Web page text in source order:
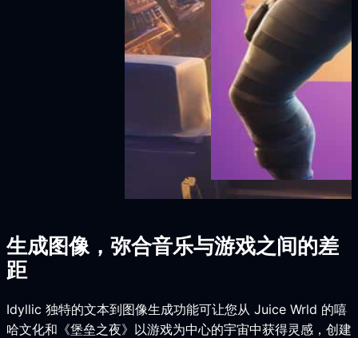
生成图像，弥合音乐与游戏之间的差
距
Idyllic 独特的文本到图像生成功能可让您从 Juice Wrld 的嘻
哈文化和《堡垒之夜》以游戏为中心的宇宙中获得灵感，创建